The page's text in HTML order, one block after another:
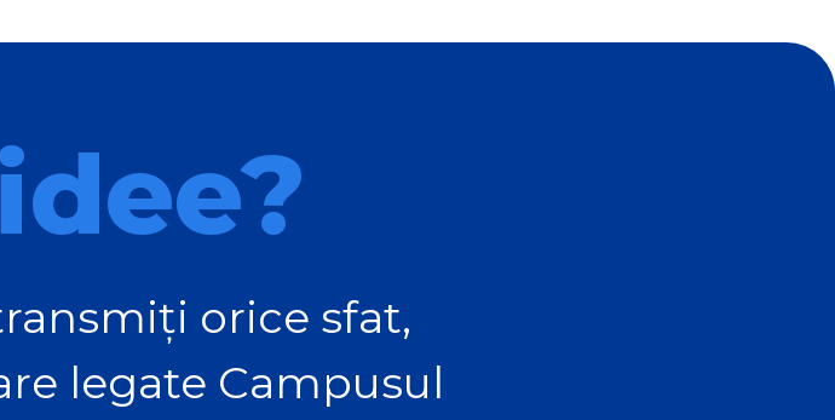
orice sfat,
legate Campusul